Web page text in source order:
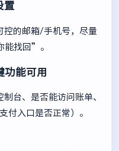
置
控的邮箱/手机号，尽量
能找回”。
功能可用
台、是否能访问账单、
付入口是否正常）。